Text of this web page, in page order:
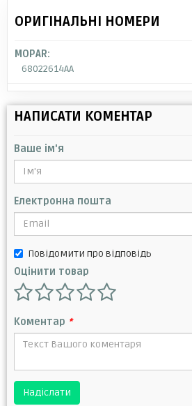
ОРИГІНАЛЬНІ НОМЕРИ
MOPAR:
68022614AA
НАПИСАТИ КОМЕНТАР
Ваше ім'я
Електронна пошта
Повідомити про відповідь
Оцінити товар
Коментар *
Надіслати